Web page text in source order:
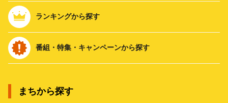
ランキングから探す
番組・特集・キャンペーンから探す
まちから探す